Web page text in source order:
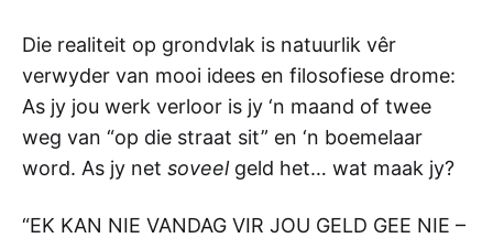
Die realiteit op grondvlak is natuurlik vêr
verwyder van mooi idees en filosofiese drome:
As jy jou werk verloor is jy ‘n maand of twee
weg van “op die straat sit” en ‘n boemelaar
word. As jy net soveelgeld het… wat maak jy?
“EK KAN NIE VANDAG VIR JOU GELD GEE NIE –